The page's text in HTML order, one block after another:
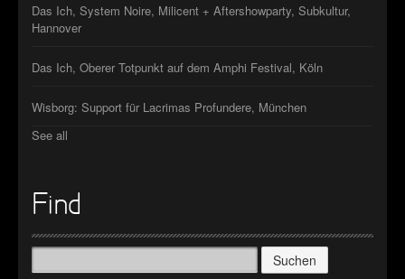
Das Ich, System Noire, Milicent + Aftershowparty, Subkultur,
Hannover
Das Ich, Oberer Totpunkt auf dem Amphi Festival, Köln
Wisborg: Support für Lacrimas Profundere, München
See all
Find
Suchen
nach: